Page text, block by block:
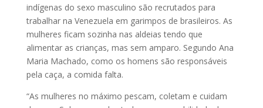
indígenas do sexo masculino são recrutados para
trabalhar na Venezuela em garimpos de brasileiros. As
mulheres ficam sozinha nas aldeias tendo que
alimentar as crianças, mas sem amparo. Segundo Ana
Maria Machado, como os homens são responsáveis
pela caça, a comida falta.
“As mulheres no máximo pescam, coletam e cuidam